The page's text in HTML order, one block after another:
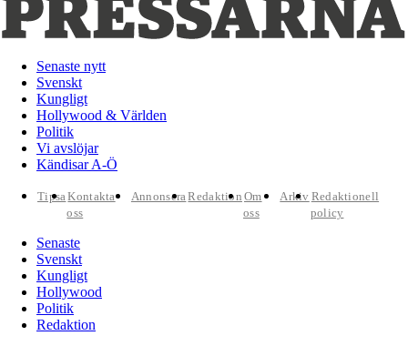
Senaste nytt
Svenskt
Kungligt
Hollywood & Världen
Politik
Vi avslöjar
Kändisar A-Ö
TipsaKontakta
oss
AnnonseraRedaktion Om
oss
Arkiv Redaktionell
policy
Senaste
Svenskt
Kungligt
Hollywood
Politik
Redaktion